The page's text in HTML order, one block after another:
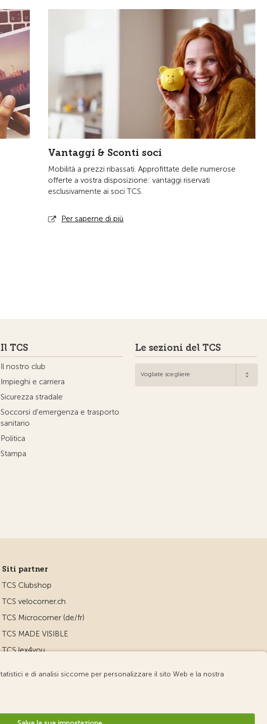
Vantaggi & Sconti soci
Mobilità a prezzi ribassati. Approfittate delle numerose
offerte a vostra disposizione: vantaggi riservati
esclusivamente ai soci TCS.
Per saperne di più
Il TCS
Il nostro club
Impieghi e carriera
Sicurezza stradale
Soccorsi d'emergenza e trasporto
sanitario
Politica
Stampa
Le sezioni del TCS
Vogliate scegliere
Siti partner
TCS Clubshop
TCS velocorner.ch
TCS Microcorner (de/fr)
TCS MADE VISIBLE
TCS lex4you